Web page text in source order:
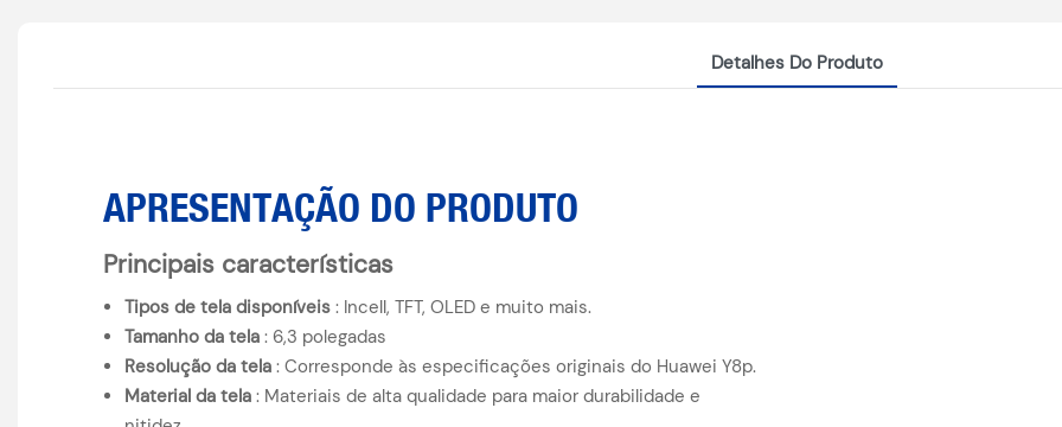
Detalhes Do Produto
APRESENTAÇÃO DO PRODUTO
Principais características
Tipos de tela disponíveis: Incell, TFT, OLED e muito mais.
Tamanho da tela: 6,3 polegadas
Resolução da tela: Corresponde às especificações originais do Huawei Y8p.
Material da tela: Materiais de alta qualidade para maior durabilidade e